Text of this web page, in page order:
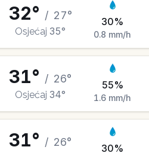
32° / 27°
Osjećaj 35°
30%
0.8 mm/h
31° / 26°
Osjećaj 34°
55%
1.6 mm/h
31° / 26°
30%